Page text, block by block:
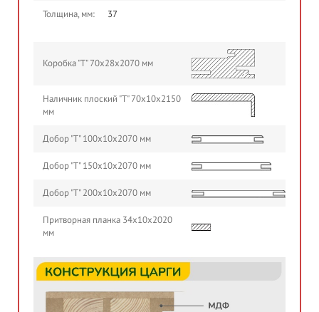
Толщина, мм: 37
Коробка "Т" 70х28х2070 мм
Наличник плоский "Т" 70х10х2150
мм
Добор "Т" 100х10х2070 мм
Добор "Т" 150х10х2070 мм
Добор "Т" 200х10х2070 мм
Притворная планка 34х10х2020
мм